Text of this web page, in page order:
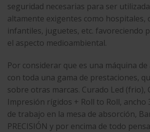
seguridad necesarias para ser
altamente exigentes como hospitales,
infantiles, juguetes, etc. favoreciendo
el aspecto medioambiental.
Por considerar que es una máquina
con toda una gama de prestaciones,
sobre otras marcas. Curado Led (frio),
Impresión rígidos + Roll to Roll, ancho
de trabajo en la mesa de absorción,
PRECISIÓN y por encima de todo